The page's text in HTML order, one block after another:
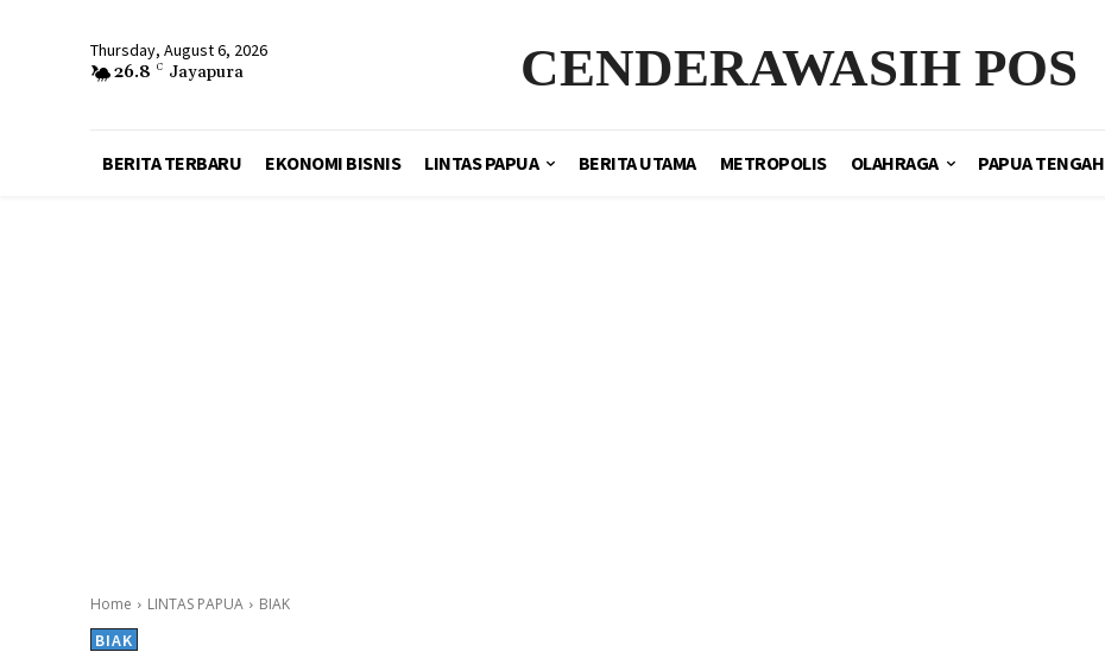
Thursday, August 6, 2026
26.8 C Jayapura CENDERAWASIH POS
BERITA TERBARU EKONOMI BISNIS LINTAS PAPUA BERITA UTAMA METROPOLIS OLAHRAGA PAPUA TENGAH
Home LINTAS PAPUA BIAK
BIAK